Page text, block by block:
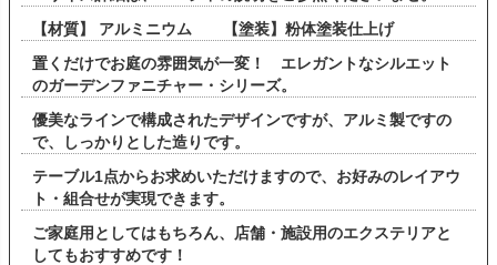
【材質】 アルミニウム 【塗装】粉体塗装仕上げ
置くだけでお庭の雰囲気が一変！ エレガントなシルエット
のガーデンファニチャー・シリーズ。
優美なラインで構成されたデザインですが、アルミ製ですの
で、しっかりとした造りです。
テーブル1点からお求めいただけますので、お好みのレイアウ
ト・組合せが実現できます。
ご家庭用としてはもちろん、店舗・施設用のエクステリアと
してもおすすめです！